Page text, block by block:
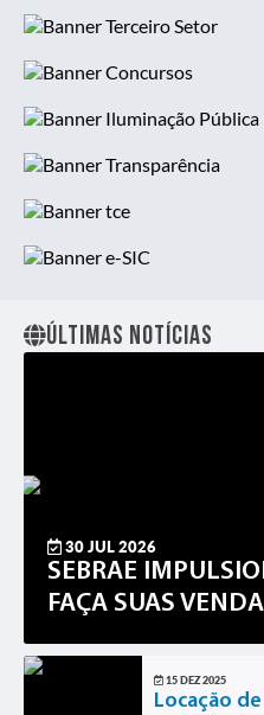
Licitações
Contabilidade
Contato
Contato
Telefones Úteis
Últimas Notícias
30 JUL 2026
SEBRAE
FAÇA SUAS
15 DEZ 2025
Locação